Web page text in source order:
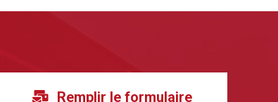
Remplir le formulaire